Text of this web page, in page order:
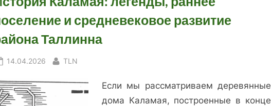
и средневековое развитие
Таллинна
Posted
14.04.2026 By
TLN
Если мы рассматриваем деревянные
дома Каламая, построенные в конце